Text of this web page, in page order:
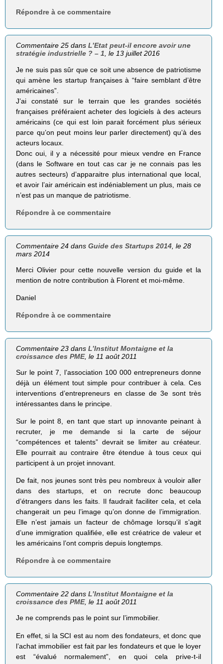
Répondre à ce commentaire
Commentaire 25 dansL’Etat peut-il encore avoir une
stratégie industrielle ? – 1, le 13 juillet 2016
Je ne suis pas sûr que ce soit une absence de patriotisme
qui amène les startup françaises à “faire semblant d’être
américaines”.
J’ai constaté sur le terrain que les grandes sociétés
françaises préféraient acheter des logiciels à des acteurs
américains (ce qui est loin parait forcément plus sérieux
parce qu’on peut moins leur parler directement) qu’à des
acteurs locaux.
Donc oui, il y a nécessité pour mieux vendre en France
(dans le Software en tout cas car je ne connais pas les
autres secteurs) d’apparaitre plus international que local,
et avoir l’air américain est indéniablement un plus, mais ce
n’est pas un manque de patriotisme.
Répondre à ce commentaire
Commentaire 24 dansGuide des Startups 2014 , le 28
mars 2014
Merci Olivier pour cette nouvelle version du guide et la
mention de notre contribution à Florent et moi-même.
Daniel
Répondre à ce commentaire
Commentaire 23 dansL’Institut Montaigne et la
croissance des PME, le 11 août 2011
Sur le point 7, l’association 100 000 entrepreneurs donne
déjà un élément tout simple pour contribuer à cela. Ces
interventions d’entrepreneurs en classe de 3e sont très
intéressantes dans le principe.
Sur le point 8, en tant que start up innovante peinant à
recruter, je me demande si la carte de séjour
“compétences et talents” devrait se limiter au créateur.
Elle pourrait au contraire être étendue à tous ceux qui
participent à un projet innovant.
De fait, nos jeunes sont très peu nombreux à vouloir aller
dans des startups, et on recrute donc beaucoup
d’étrangers dans les faits. Il faudrait faciliter cela, et cela
changerait un peu l’image qu’on donne de l’immigration.
Elle n’est jamais un facteur de chômage lorsqu’il s’agit
d’une immigration qualifiée, elle est créatrice de valeur et
les américains l’ont compris depuis longtemps.
Répondre à ce commentaire
Commentaire 22 dansL’Institut Montaigne et la
croissance des PME, le 11 août 2011
Je ne comprends pas le point sur l’immobilier.
En effet, si la SCI est au nom des fondateurs, et donc que
l’achat immobilier est fait par les fondateurs et que le loyer
est “évalué normalement”, en quoi cela prive-t-il